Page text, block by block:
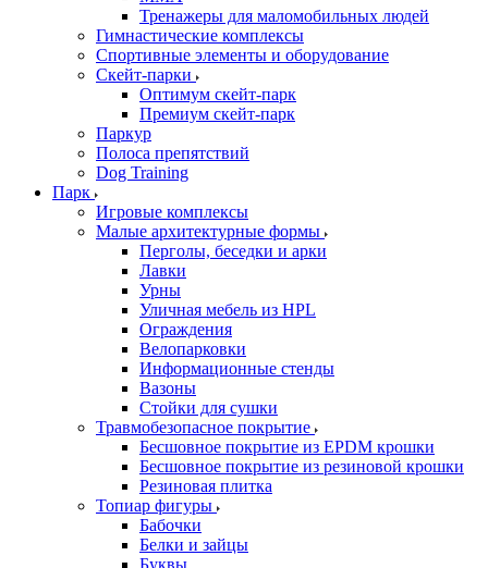
Тренажеры для маломобильных людей
Гимнастические комплексы
Спортивные элементы и оборудование
Скейт-парки
Оптимум скейт-парк
Премиум скейт-парк
Паркур
Полоса препятствий
Dog Training
Парк
Игровые комплексы
Малые архитектурные формы
Перголы, беседки и арки
Лавки
Урны
Уличная мебель из HPL
Ограждения
Велопарковки
Информационные стенды
Вазоны
Стойки для сушки
Травмобезопасное покрытие
Бесшовное покрытие из EPDM крошки
Бесшовное покрытие из резиновой крошки
Резиновая плитка
Топиар фигуры
Бабочки
Белки и зайцы
Буквы